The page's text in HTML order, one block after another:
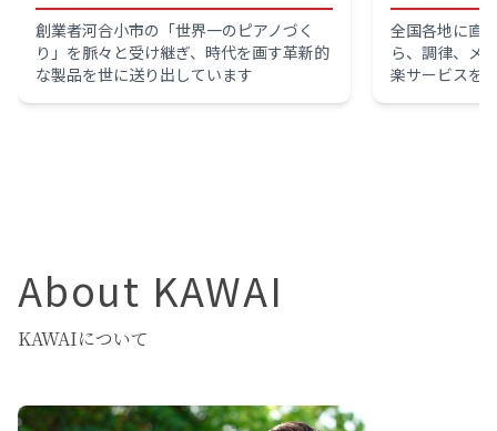
創業者河合小市の「世界一のピアノづく
り」を脈々と受け継ぎ、時代を画す革新的
な製品を世に送り出しています
全国各地に直
ら、調律、メ
楽サービスを
About KAWAI
KAWAIについて